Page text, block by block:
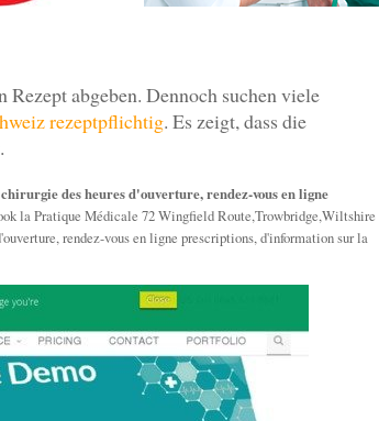
abgeben. Dennoch suchen viele
rezeptpflichtig. Es zeigt, dass die
des heures d'ouverture, rendez-vous en ligne
la Pratique Médicale 72 Wingfield Route,Trowbridge,Wiltshire
rendez-vous en ligne prescriptions, d'information sur la